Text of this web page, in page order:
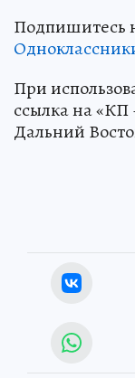
Подпишитесь
При
ссылка на «КП
Дальний